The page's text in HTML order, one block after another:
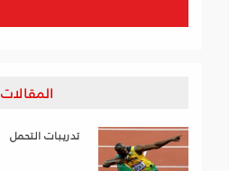
المقالات
تدريبات التحمل